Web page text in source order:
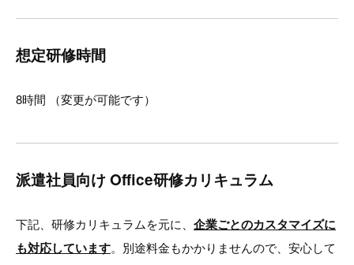
想定研修時間
8時間 （変更が可能です）
派遣社員向け Office研修カリキュラム
下記、研修カリキュラムを元に、 企業ごとのカスタマイズに
も対応しています。別途料金もかかりませんので、安心して